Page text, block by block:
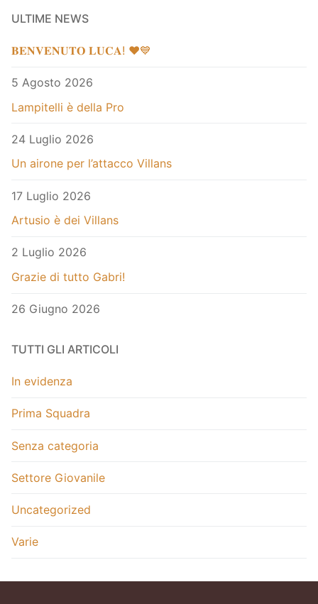
ULTIME NEWS
𝐁𝐄𝐍𝐕𝐄𝐍𝐔𝐓𝐎 𝐋𝐔𝐂𝐀! ❤️💙
5 Agosto 2026
Lampitelli è della Pro
24 Luglio 2026
Un airone per l’attacco Villans
17 Luglio 2026
Artusio è dei Villans
2 Luglio 2026
Grazie di tutto Gabri!
26 Giugno 2026
TUTTI GLI ARTICOLI
In evidenza
Prima Squadra
Senza categoria
Settore Giovanile
Uncategorized
Varie